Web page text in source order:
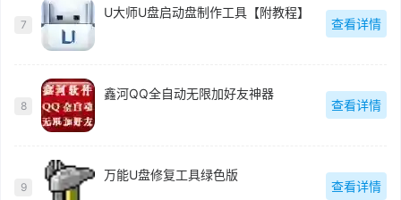
7
U大师U盘启动盘制作工具【附教程】
查看详情
8
鑫河QQ全自动无限加好友神器
查看详情
9
万能U盘修复工具绿色版
查看详情